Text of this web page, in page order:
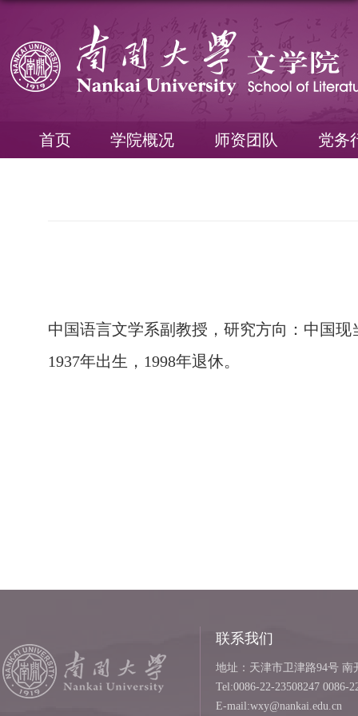
首页 学院概况 师资团队 党务
中国语言文学系副教授，研究方向：中国现
1937年出生，1998年退休。
联系我们
地址：天津市卫津路94号 南
Tel:0086-22-23508247 0086-
E-mail:wxy@nankai.edu.cn